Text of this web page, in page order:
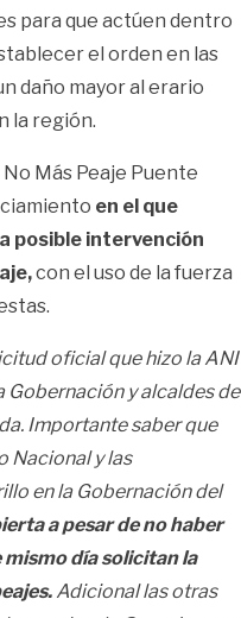
para que actúen dentro
el orden en las
daño mayor al erario
la región.
Más Peaje Puente
en el que
posible intervención
con el uso de la fuerza
oficial que hizo la ANI
Gobernación y alcaldes de
Importante saber que
Nacional y las
en la Gobernación del
a pesar de no haber
mismo día solicitan la
Adicional las otras